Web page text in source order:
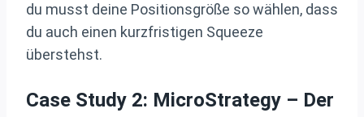
du musst deine Positionsgröße so wählen, dass
du auch einen kurzfristigen Squeeze
überstehst.
Case Study 2: MicroStrategy – Der